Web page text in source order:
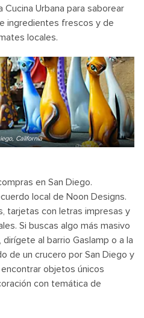
Urbana para saborear
ingredientes frescos y de
locales.
California
en San Diego.
local de Noon Designs.
tarjetas con letras impresas y
Si buscas algo más masivo
al barrio Gaslamp o a la
de un crucero por San Diego y
objetos únicos
con temática de